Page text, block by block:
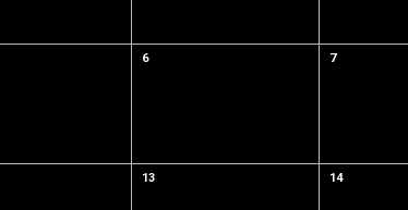
6 7
13 14